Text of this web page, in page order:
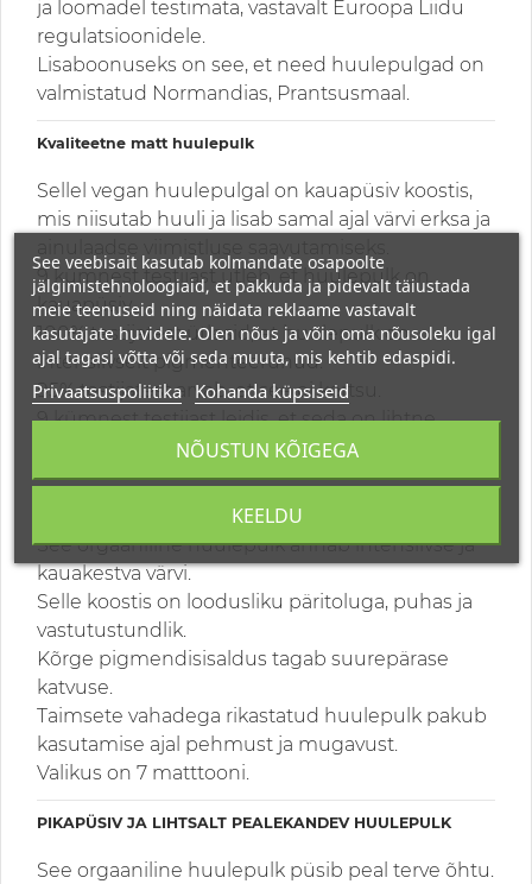
ja loomadel testimata, vastavalt Euroopa Liidu
regulatsioonidele.
Lisaboonuseks on see, et need huulepulgad on
valmistatud Normandias, Prantsusmaal.
Kvaliteetne matt huulepulk
Sellel vegan huulepulgal on kauapüsiv koostis,
mis niisutab huuli ja lisab samal ajal värvi erksa ja
9 kümnest testijast ütleb, et huulepulk on
kauapüsiv.
100% testijatest ütlesid, et huulepulk on
intensiivselt pigmenteerunud.
95% testijatest arvab, et see ei kortsu.
9 kümnest testijast leidis, et seda on lihtne
See orgaaniline huulepulk annab intensiivse ja
kauakestva värvi.
Selle koostis on loodusliku päritoluga, puhas ja
vastutustundlik.
Kõrge pigmendisisaldus tagab suurepärase
katvuse.
Taimsete vahadega rikastatud huulepulk pakub
kasutamise ajal pehmust ja mugavust.
Valikus on 7 matttooni.
PIKAPÜSIV JA LIHTSALT PEALEKANDEV HUULEPULK
See orgaaniline huulepulk püsib peal terve õhtu.
See veebisait kasutab kolmandate osapoolte
jälgimistehnoloogiaid, et pakkuda ja pidevalt täiustada
meie teenuseid ning näidata reklaame vastavalt
kasutajate huvidele. Olen nõus ja võin oma nõusoleku igal
ajal tagasi võtta või seda muuta, mis kehtib edaspidi.
Privaatsuspoliitika Kohanda küpsiseid
KEELDU
NÕUSTUN KÕIGEGA